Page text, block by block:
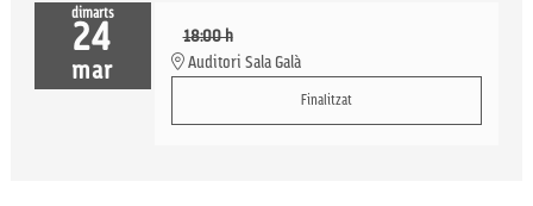
dimarts
24
mar
18:00 h
Auditori Sala Galà
Finalitzat